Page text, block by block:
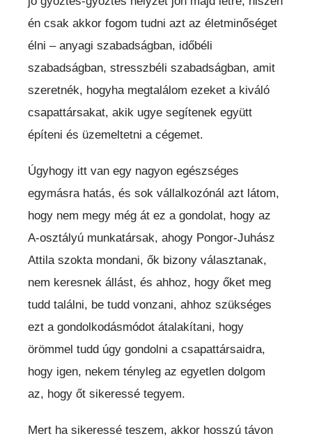
én csak akkor fogom tudni azt az életminőséget
élni – anyagi szabadságban, időbéli
szabadságban, stresszbéli szabadságban, amit
szeretnék, hogyha megtalálom ezeket a kiváló
csapattársakat, akik ugye segítenek együtt
építeni és üzemeltetni a cégemet.
Úgyhogy itt van egy nagyon egészséges
egymásra hatás, és sok vállalkozónál azt látom,
hogy nem megy még át ez a gondolat, hogy az
A-osztályú munkatársak, ahogy Pongor-Juhász
Attila szokta mondani, ők bizony választanak,
nem keresnek állást, és ahhoz, hogy őket meg
tudd találni, be tudd vonzani, ahhoz szükséges
ezt a gondolkodásmódot átalakítani, hogy
örömmel tudd úgy gondolni a csapattársaidra,
hogy igen, nekem tényleg az egyetlen dolgom
az, hogy őt sikeressé tegyem.
Mert ha sikeressé teszem, akkor hosszú távon